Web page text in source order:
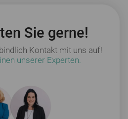
Sie gerne!
Kontakt mit uns auf!
unserer Experten.